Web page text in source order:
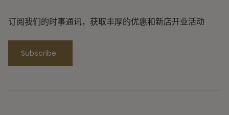
订阅我们的时事通讯，获取丰厚的优惠和新店开业活动
Subscribe